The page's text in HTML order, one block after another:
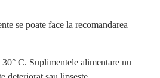
se poate face la recomandarea
C. Suplimentele alimentare nu